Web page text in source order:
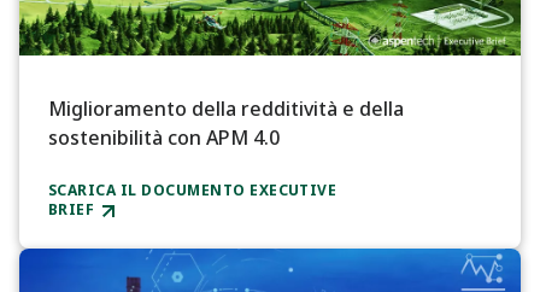
Miglioramento della redditività e della
sostenibilità con APM 4.0
SCARICA IL DOCUMENTO EXECUTIVE
BRIEF